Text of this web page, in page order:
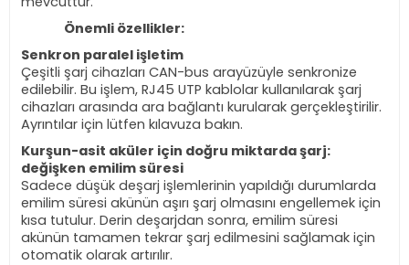
Önemli özellikler:
Senkron paralel işletim
Çeşitli şarj cihazları CAN-bus arayüzüyle senkronize
edilebilir. Bu işlem, RJ45 UTP kablolar kullanılarak şarj
cihazları arasında ara bağlantı kurularak gerçekleştirilir.
Ayrıntılar için lütfen kılavuza bakın.
Kurşun-asit aküler için doğru miktarda şarj:
değişken emilim süresi
Sadece düşük deşarj işlemlerinin yapıldığı durumlarda
emilim süresi akünün aşırı şarj olmasını engellemek için
kısa tutulur. Derin deşarjdan sonra, emilim süresi
akünün tamamen tekrar şarj edilmesini sağlamak için
otomatik olarak artırılır.